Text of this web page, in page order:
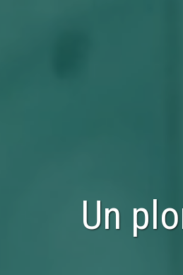
Un